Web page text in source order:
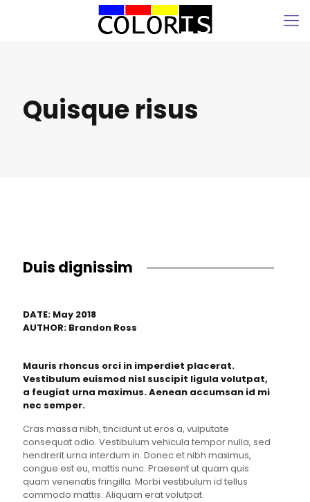
Quisque risus
Duis dignissim
DATE: May 2018
AUTHOR: Brandon Ross
Mauris rhoncus orci in imperdiet placerat.
Vestibulum euismod nisl suscipit ligula volutpat,
a feugiat urna maximus. Aenean accumsan id mi
nec semper.
Cras massa nibh, tincidunt ut eros a, vulputate
consequat odio. Vestibulum vehicula tempor nulla, sed
hendrerit urna interdum in. Donec et nibh maximus,
congue est eu, mattis nunc. Praesent ut quam quis
quam venenatis fringilla. Morbi vestibulum id tellus
commodo mattis. Aliquam erat volutpat.